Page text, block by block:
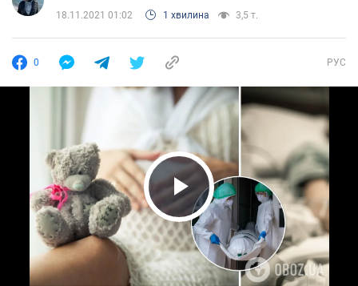
18.11.2021 01:02 1 хвилина 3,5 т.
0 РУС
Play Video